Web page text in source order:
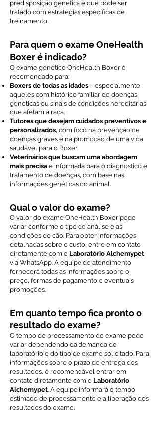
predisposição genética e que pode ser
tratado com estratégias específicas de
treinamento.
Para quem o exame OneHealth
Boxer é indicado?
O exame genético OneHealth Boxer é
recomendado para:
Boxers de todas as idades – especialmente
aqueles com histórico familiar de doenças
genéticas ou sinais de condições hereditárias
que afetam a raça.
Tutores que desejam cuidados preventivos e
personalizados, com foco na prevenção de
doenças graves e na promoção de uma vida
saudável para o Boxer.
Veterinários que buscam uma abordagem
mais precisa e informada para o diagnóstico e
tratamento de doenças, com base nas
informações genéticas do animal.
Qual o valor do exame?
O valor do exame OneHealth Boxer pode
variar conforme o tipo de análise e as
condições do cão. Para obter informações
detalhadas sobre o custo, entre em contato
diretamente com o Laboratório Alchemypet
via WhatsApp. A equipe de atendimento
fornecerá todas as informações sobre o
preço, formas de pagamento e eventuais
promoções.
Em quanto tempo fica pronto o
resultado do exame?
O tempo de processamento do exame pode
variar dependendo da demanda do
laboratório e do tipo de exame solicitado. Para
informações sobre o prazo de entrega dos
resultados, é recomendável entrar em
contato diretamente com o Laboratório
Alchemypet. A equipe informará o tempo
estimado de processamento e a liberação dos
resultados do exame.